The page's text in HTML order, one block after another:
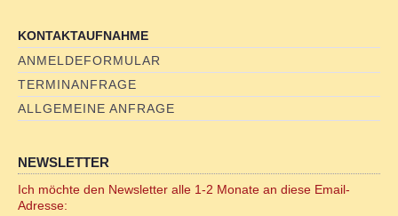
SYSTEMISCHE BERATUNG
für Paare
FAMILIENSTELLEN
KONTAKTAUFNAHME
ANMELDEFORMULAR
TERMINANFRAGE
ALLGEMEINE ANFRAGE
NEWSLETTER
Ich möchte den Newsletter alle 1-2 Monate an diese Email-
Adresse: